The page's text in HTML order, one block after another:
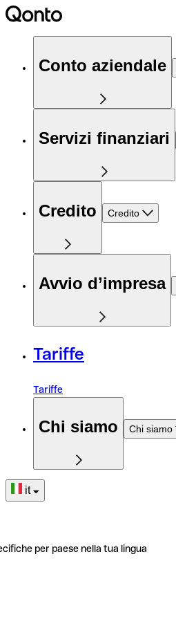
Conto aziendale
Servizi finanziari
Credito Credito
Avvio d’impresa
Tariffe
Tariffe
Chi siamo Chi siamo
it
per paese nella tua lingua